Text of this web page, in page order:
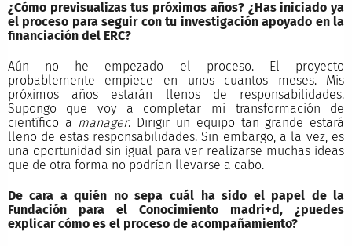
¿Cómo previsualizas tus próximos años? ¿Has iniciado ya
el proceso para seguir con tu investigación apoyado en la
financiación del ERC?
Aún no he empezado el proceso. El proyecto
probablemente empiece en unos cuantos meses. Mis
próximos años estarán llenos de responsabilidades.
Supongo que voy a completar mi transformación de
científico a manager. Dirigir un equipo tan grande estará
lleno de estas responsabilidades. Sin embargo, a la vez, es
una oportunidad sin igual para ver realizarse muchas ideas
que de otra forma no podrían llevarse a cabo.
De cara a quién no sepa cuál ha sido el papel de la
Fundación para el Conocimiento madri+d, ¿puedes
explicar cómo es el proceso de acompañamiento?